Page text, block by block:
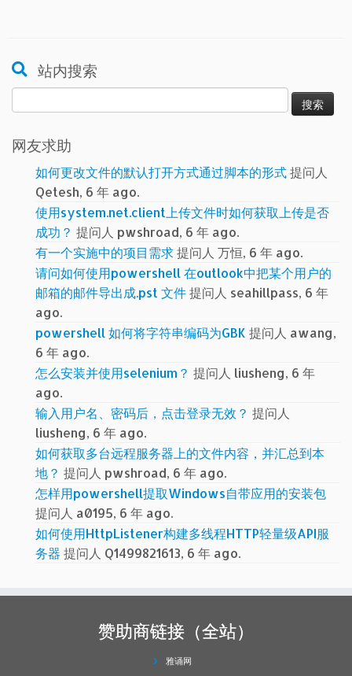
站内搜索
索：
网友求助
如何更改文件的默认打开方式通过脚本的形式提问人
Qetesh, 6 年 ago.
使用system.net.client上传文件时如何获取上传是否
成功？ 提问人 pwshroad, 6 年 ago.
有一个实施中的项目需求提问人 万恒, 6 年 ago.
请问如何使用powershell 在outlook中把某个用户的
邮箱的邮件导出成.pst 文件提问人 seahillpass, 6 年
ago.
powershell 如何将字符串编码为GBK 提问人 awang,
6 年 ago.
怎么安装并使用selenium？ 提问人 liusheng, 6 年
ago.
输入用户名、密码后，点击登录无效？ 提问人
liusheng, 6 年 ago.
如何获取多台远程服务器上的文件内容，并汇总到本
地？ 提问人 pwshroad, 6 年 ago.
怎样用powershell提取Windows自带应用的安装包
提问人 a0195, 6 年 ago.
如何使用HttpListener构建多线程HTTP轻量级API服
务器 提问人 Q1499821613, 6 年 ago.
赞助商链接（全站）
雅诵网